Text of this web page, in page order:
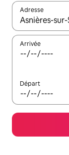
Adresse
Lorsque les
Arrivée
Départ